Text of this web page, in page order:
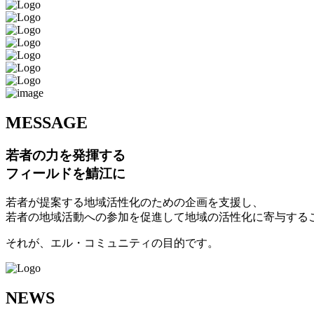
MESSAGE
若者の力を発揮する
フィールドを鯖江に
若者が提案する地域活性化のための企画を支援し、
若者の地域活動への参加を促進して地域の活性化に寄与する
それが、エル・コミュニティの目的です。
NEWS